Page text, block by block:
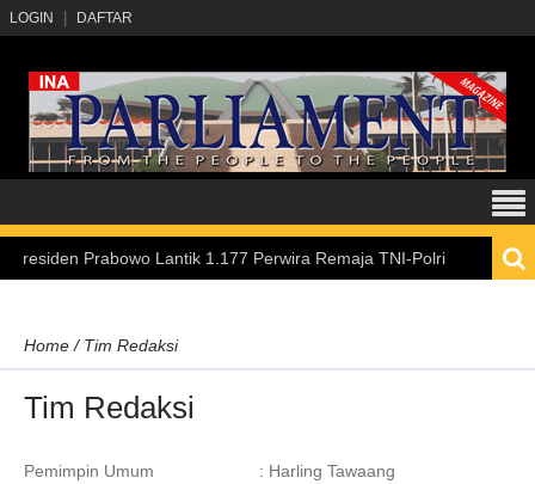
LOGIN DAFTAR
Prabowo Lantik 1.177 Perwira Remaja TNI-Polri
Home / Tim Redaksi
Tim Redaksi
Pemimpin Umum : Harling Tawaang